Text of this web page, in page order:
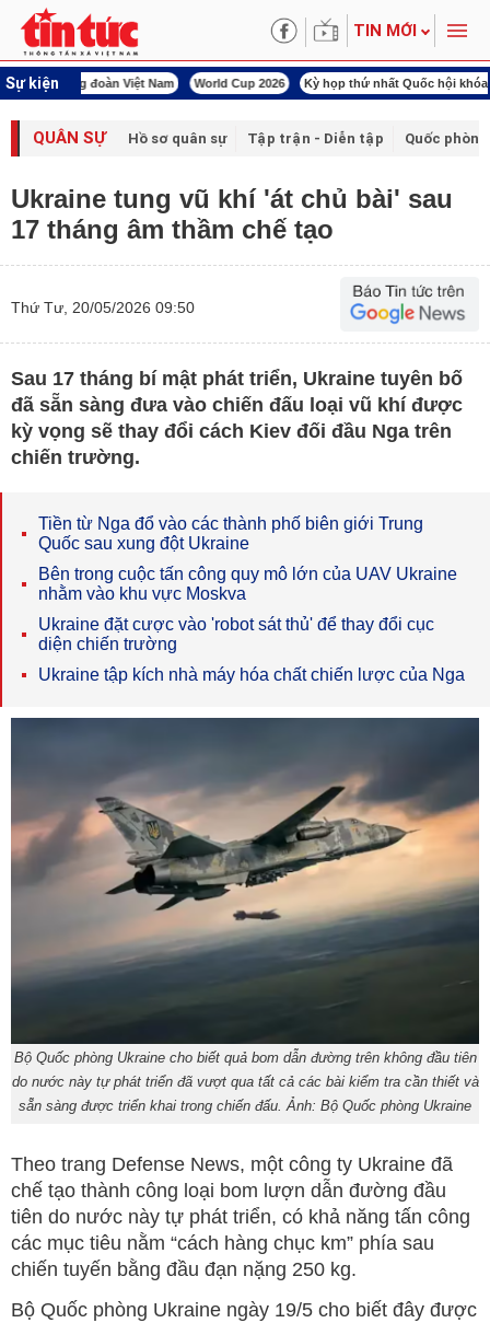
TIN MỚI
Sự kiện
Việt Nam World Cup 2026 Kỳ họp thứ nhất Quốc hội khóa XVI Đảm bảo
QUÂN SỰ Hồ sơ quân sự Tập trận - Diễn tập Quốc phòng
Ukraine tung vũ khí 'át chủ bài' sau
17 tháng âm thầm chế tạo
Thứ Tư, 20/05/2026 09:50
Sau 17 tháng bí mật phát triển, Ukraine tuyên bố
đã sẵn sàng đưa vào chiến đấu loại vũ khí được
kỳ vọng sẽ thay đổi cách Kiev đối đầu Nga trên
chiến trường.
Tiền từ Nga đổ vào các thành phố biên giới Trung
Quốc sau xung đột Ukraine
Bên trong cuộc tấn công quy mô lớn của UAV Ukraine
nhằm vào khu vực Moskva
Ukraine đặt cược vào 'robot sát thủ' để thay đổi cục
diện chiến trường
Ukraine tập kích nhà máy hóa chất chiến lược của Nga
Bộ Quốc phòng Ukraine cho biết quả bom dẫn đường trên không đầu tiên
do nước này tự phát triển đã vượt qua tất cả các bài kiểm tra cần thiết và
sẵn sàng được triển khai trong chiến đấu. Ảnh: Bộ Quốc phòng Ukraine
Theo trang Defense News, một công ty Ukraine đã
chế tạo thành công loại bom lượn dẫn đường đầu
tiên do nước này tự phát triển, có khả năng tấn công
các mục tiêu nằm “cách hàng chục km” phía sau
chiến tuyến bằng đầu đạn nặng 250 kg.
Bộ Quốc phòng Ukraine ngày 19/5 cho biết đây được